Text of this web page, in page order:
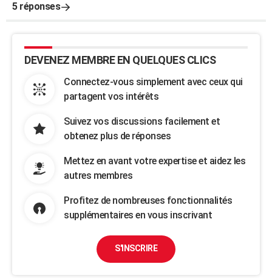
5 réponses
DEVENEZ MEMBRE EN QUELQUES CLICS
Connectez-vous simplement avec ceux qui
partagent vos intérêts
Suivez vos discussions facilement et
obtenez plus de réponses
Mettez en avant votre expertise et aidez les
autres membres
Profitez de nombreuses fonctionnalités
supplémentaires en vous inscrivant
S'INSCRIRE